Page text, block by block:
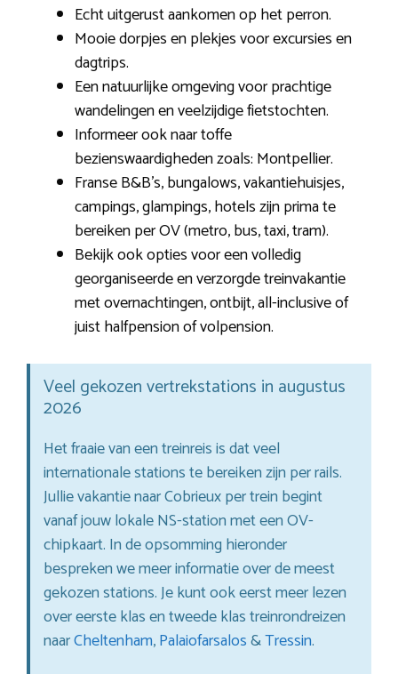
Echt uitgerust aankomen op het perron.
Mooie dorpjes en plekjes voor excursies en
dagtrips.
Een natuurlijke omgeving voor prachtige
wandelingen en veelzijdige fietstochten.
Informeer ook naar toffe
bezienswaardigheden zoals: Montpellier.
Franse B&B’s, bungalows, vakantiehuisjes,
campings, glampings, hotels zijn prima te
bereiken per OV (metro, bus, taxi, tram).
Bekijk ook opties voor een volledig
georganiseerde en verzorgde treinvakantie
met overnachtingen, ontbijt, all-inclusive of
juist halfpension of volpension.
Veel gekozen vertrekstations in augustus
2026
Het fraaie van een treinreis is dat veel
internationale stations te bereiken zijn per rails.
Jullie vakantie naar Cobrieux per trein begint
vanaf jouw lokale NS-station met een OV-
chipkaart. In de opsomming hieronder
bespreken we meer informatie over de meest
gekozen stations. Je kunt ook eerst meer lezen
over eerste klas en tweede klas treinrondreizen
naarCheltenham,Palaiofarsalos&Tressin.